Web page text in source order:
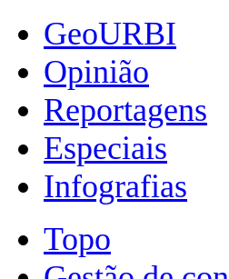
GeoURBI
Opinião
Reportagens
Especiais
Infografias
Topo